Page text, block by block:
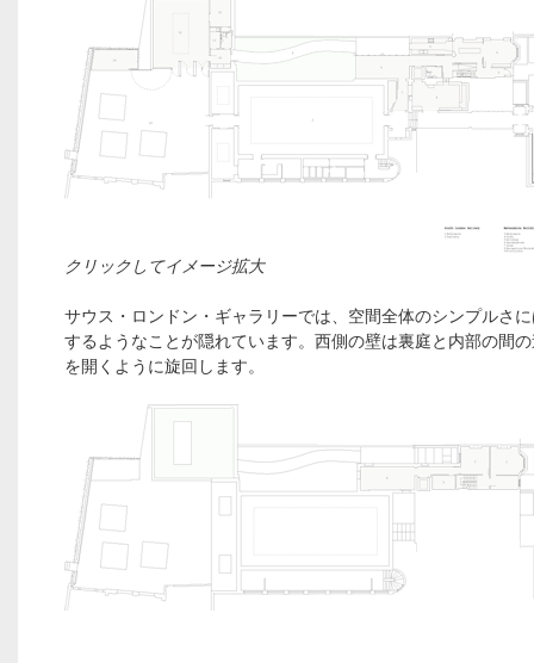
クリックしてイメージ拡大
サウス・ロンドン・ギャラリーでは、空間全体のシンプルさ
するようなことが隠れています。西側の壁は裏庭と内部の間
を開くように旋回します。